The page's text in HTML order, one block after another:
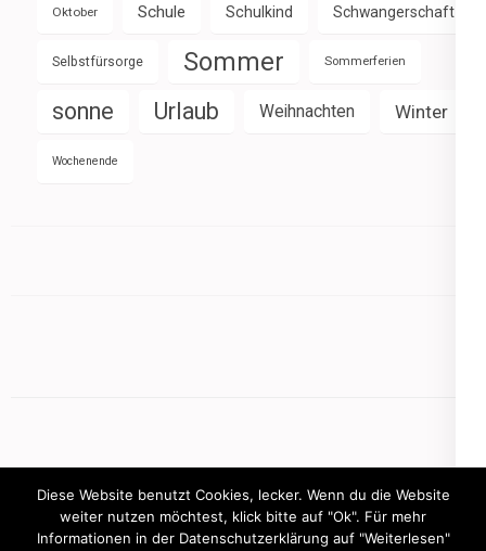
Oktober Schule Schulkind Schwangerschaft
Selbstfürsorge Sommer Sommerferien
sonne Urlaub Weihnachten Winter
Wochenende
Diese Website benutzt Cookies, lecker. Wenn du die Website
weiter nutzen möchtest, klick bitte auf "Ok". Für mehr
Informationen in der Datenschutzerklärung auf "Weiterlesen"